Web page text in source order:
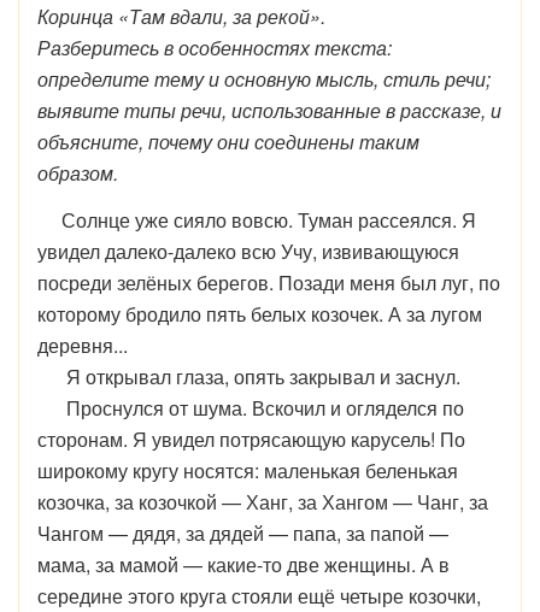
Коринца «Там вдали, за рекой».
Разберитесь в особенностях текста:
определите тему и основную мысль, стиль речи;
выявите типы речи, использованные в рассказе, и
объясните, почему они соединены таким
образом.
Солнце уже сияло вовсю. Туман рассеялся. Я
увидел далеко-далеко всю Учу, извивающуюся
посреди зелёных берегов. Позади меня был луг, по
которому бродило пять белых козочек. А за лугом
деревня...
Я открывал глаза, опять закрывал и заснул.
Проснулся от шума. Вскочил и огляделся по
сторонам. Я увидел потрясающую карусель! По
широкому кругу носятся: маленькая беленькая
козочка, за козочкой — Ханг, за Хангом — Чанг, за
Чангом — дядя, за дядей — папа, за папой —
мама, за мамой — какие-то две женщины. А в
середине этого круга стояли ещё четыре козочки,